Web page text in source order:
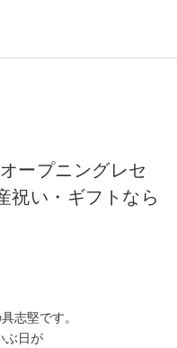
ープニングレセ
祝い・ギフトなら
志堅です。
ぶ日が